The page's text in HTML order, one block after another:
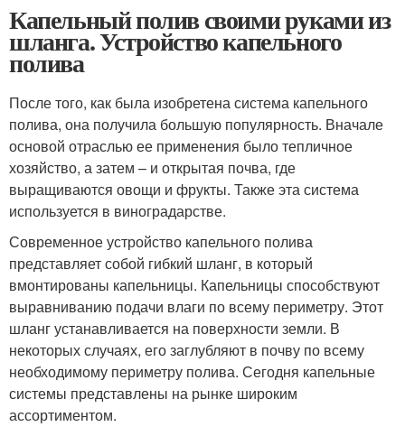
Капельный полив своими руками из
шланга. Устройство капельного
полива
После того, как была изобретена система капельного
полива, она получила большую популярность. Вначале
основой отраслью ее применения было тепличное
хозяйство, а затем – и открытая почва, где
выращиваются овощи и фрукты. Также эта система
используется в виноградарстве.
Современное устройство капельного полива
представляет собой гибкий шланг, в который
вмонтированы капельницы. Капельницы способствуют
выравниванию подачи влаги по всему периметру. Этот
шланг устанавливается на поверхности земли. В
некоторых случаях, его заглубляют в почву по всему
необходимому периметру полива. Сегодня капельные
системы представлены на рынке широким
ассортиментом.